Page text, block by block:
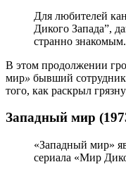
Для любителей
Дикого Запада”,
странно знакомым.
В этом продолжении
мир» бывший сотрудник
того, как раскрыл
Западный мир
«Западный мир»
сериала «Мир